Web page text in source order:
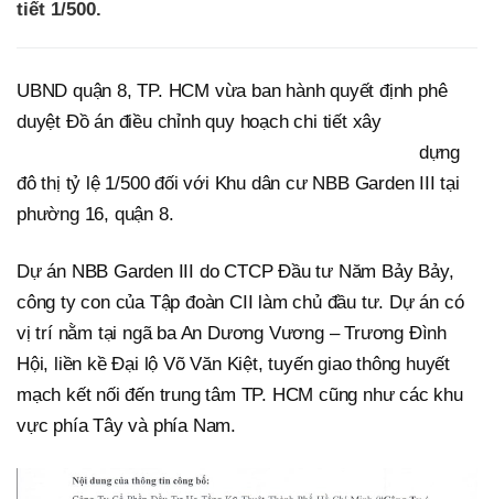
tiết 1/500.
UBND quận 8, TP. HCM vừa ban hành quyết định phê
duyệt Đồ án điều chỉnh quy hoạch chi tiết xây
dựng
đô thị tỷ lệ 1/500 đối với Khu dân cư NBB Garden III tại
phường 16, quận 8.
Dự án NBB Garden III do CTCP Đầu tư Năm Bảy Bảy,
công ty con của Tập đoàn CII làm chủ đầu tư. Dự án có
vị trí nằm tại ngã ba An Dương Vương – Trương Đình
Hội, liền kề Đại lộ Võ Văn Kiệt, tuyến giao thông huyết
mạch kết nối đến trung tâm TP. HCM cũng như các khu
vực phía Tây và phía Nam.